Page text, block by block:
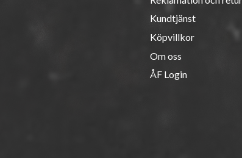
Kundtjänst
Köpvillkor
Om oss
ÅF Login